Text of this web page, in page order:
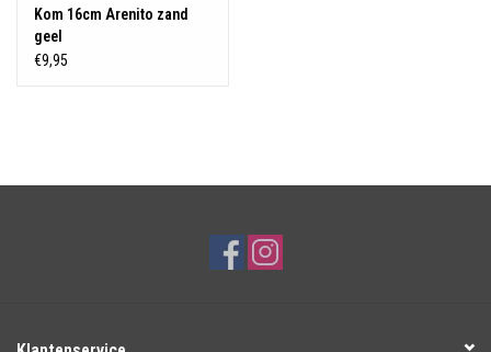
Kom 16cm Arenito zand
geel
€9,95